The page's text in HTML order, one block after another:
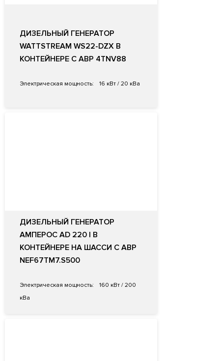
ДИЗЕЛЬНЫЙ ГЕНЕРАТОР
WATTSTREAM WS22-DZX В
КОНТЕЙНЕРЕ С АВР 4TNV88
Электрическая мощность: 16 кВт / 20 кВа
ДИЗЕЛЬНЫЙ ГЕНЕРАТОР
АМПЕРОС AD 220 I В
КОНТЕЙНЕРЕ НА ШАССИ С АВР
NEF67TM7.S500
Электрическая мощность:
160 кВт / 200
кВа